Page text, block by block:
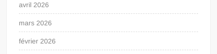
avril 2026
mars 2026
février 2026